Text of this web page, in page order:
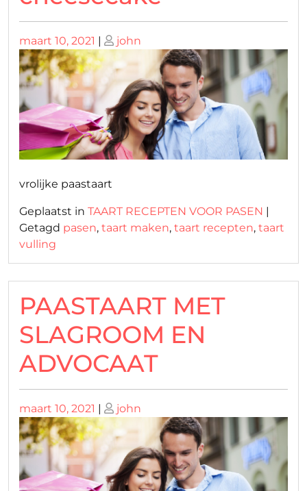
Geplaatst
op
maart 10, 2021 | Geplaatst
op
john
vrolijke paastaart
Geplaatst in TAART RECEPTEN VOOR PASEN |
Getagd pasen, taart maken, taart recepten, taart
vulling
PAASTAART MET
SLAGROOM EN
ADVOCAAT
Geplaatst
op
maart 10, 2021 | Geplaatst
op
john